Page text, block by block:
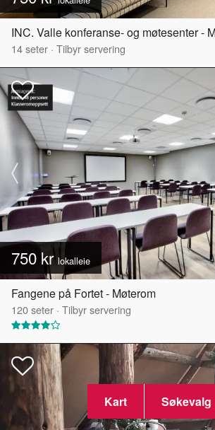
INC. Valle konferanse- og møtesenter -
14seter · Tilbyr servering
750 krlokalleie
Fangene på Fortet - Møterom
120seter · Tilbyr servering
Kart Søkevalg